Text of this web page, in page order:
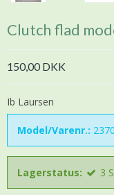
Clutch flad
150,00 DKK
Ib Laursen
Model/Varenr.:
Lagerstatus: 3